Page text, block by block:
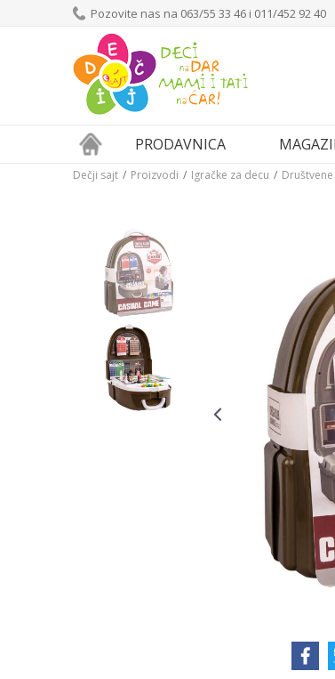
Pozovite nas na 063/55 33 46 i 011/452 92 40
PRODAVNICA
Dečji sajt Proizvodi Igračke za decu